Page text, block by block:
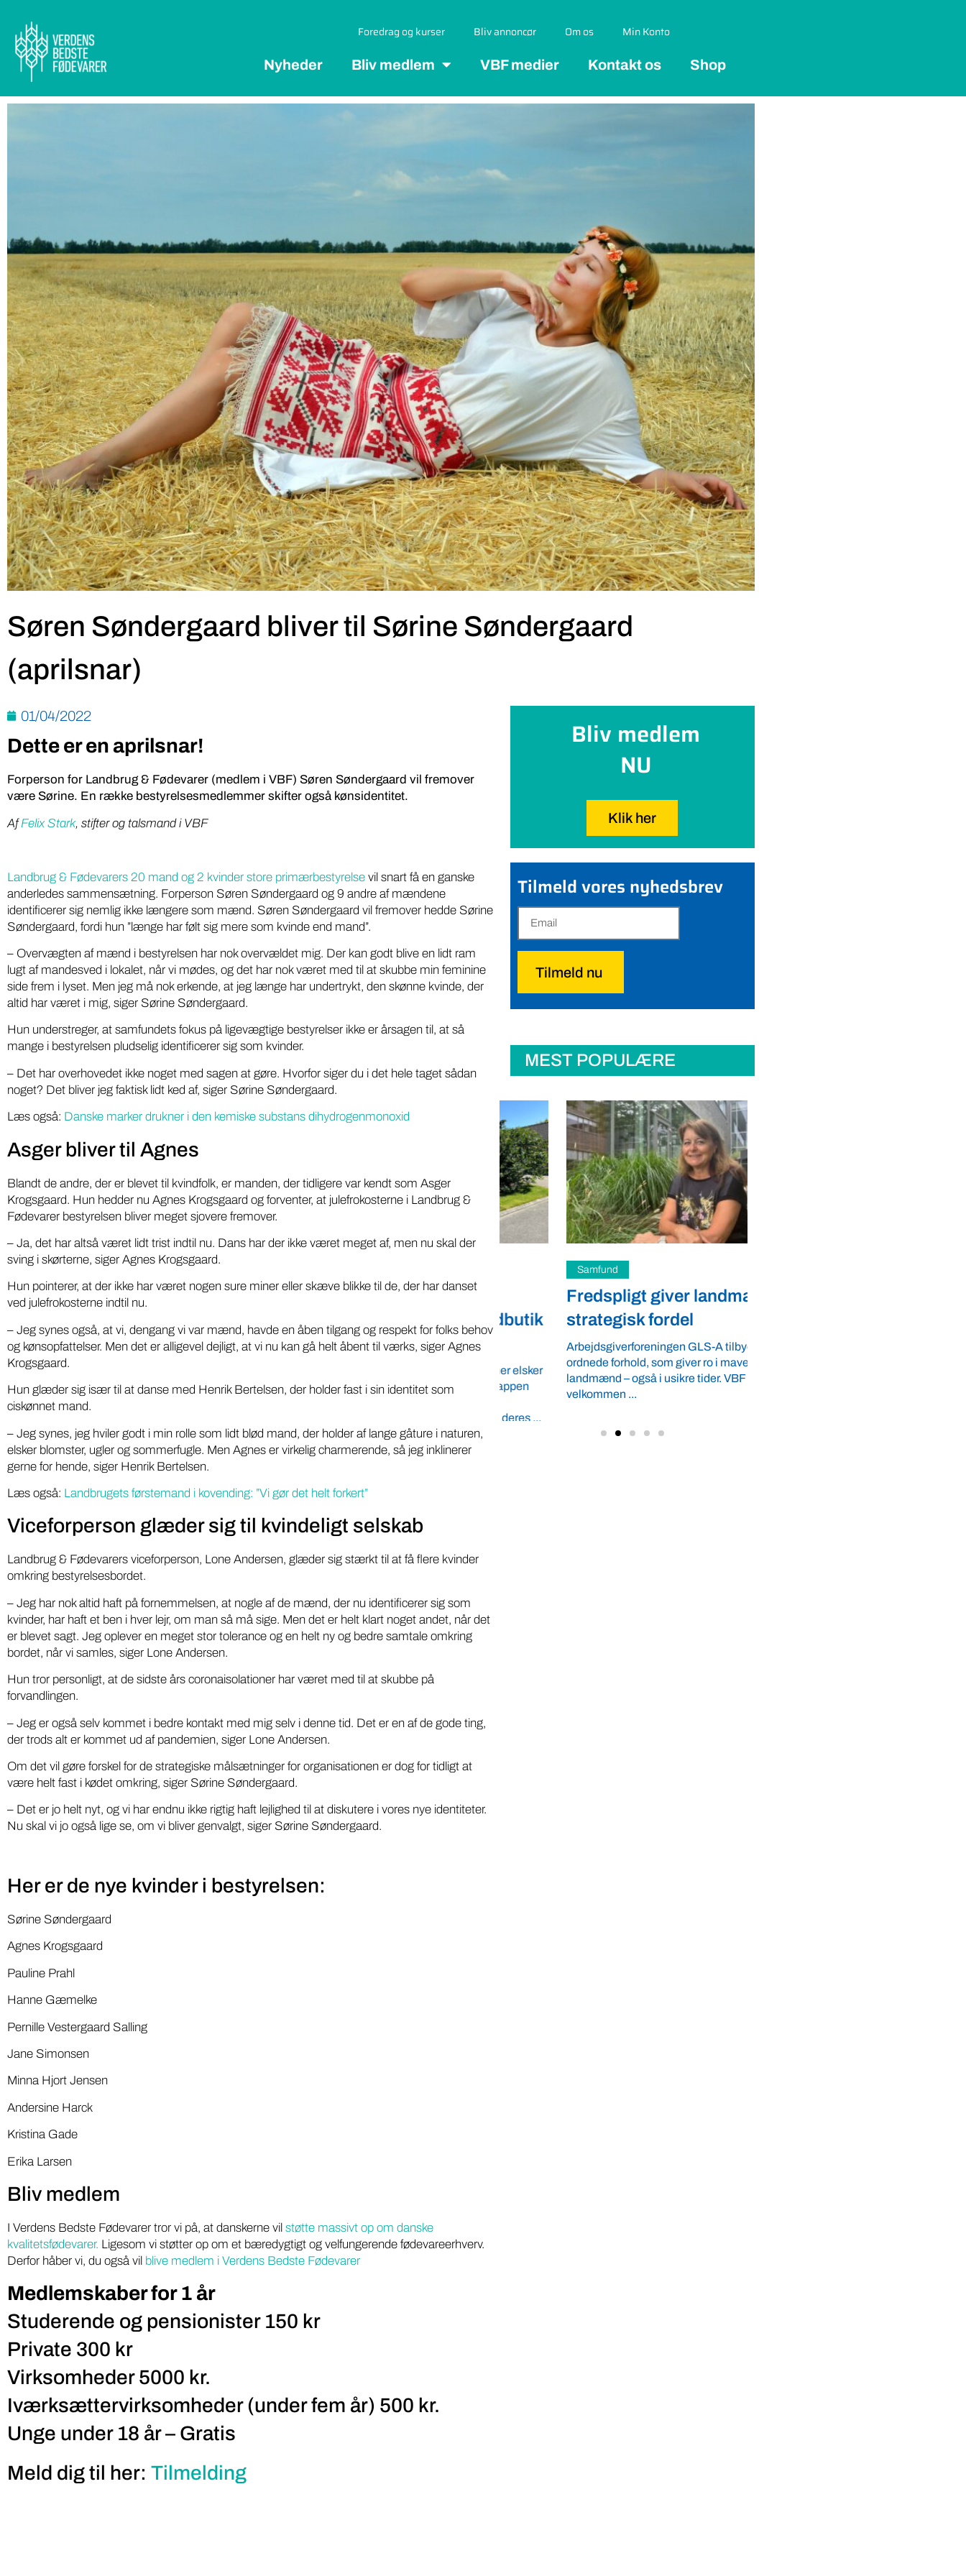
Foredrag og kurser Bliv annoncør Om os Min Konto
Nyheder Bliv medlem VBF medier Kontakt os Shop
Søren Søndergaard bliver til Sørine Søndergaard
(aprilsnar)
01/04/2022
Dette er en aprilsnar!
Forperson for Landbrug & Fødevarer (medlem i VBF) Søren Søndergaard vil fremover
være Sørine. En række bestyrelsesmedlemmer skifter også kønsidentitet.
AfFelix Stark, stifter og talsmand i VBF
Landbrug & Fødevarers 20 mand og 2 kvinder store primærbestyrelse vil snart få en ganske
anderledes sammensætning. Forperson Søren Søndergaard og 9 andre af mændene
identificerer sig nemlig ikke længere som mænd. Søren Søndergaard vil fremover hedde Sørine
Søndergaard, fordi hun ”længe har følt sig mere som kvinde end mand”.
– Overvægten af mænd i bestyrelsen har nok overvældet mig. Der kan godt blive en lidt ram
lugt af mandesved i lokalet, når vi mødes, og det har nok været med til at skubbe min feminine
side frem i lyset. Men jeg må nok erkende, at jeg længe har undertrykt, den skønne kvinde, der
altid har været i mig, siger Sørine Søndergaard.
Hun understreger, at samfundets fokus på ligevægtige bestyrelser ikke er årsagen til, at så
mange i bestyrelsen pludselig identificerer sig som kvinder.
– Det har overhovedet ikke noget med sagen at gøre. Hvorfor siger du i det hele taget sådan
noget? Det bliver jeg faktisk lidt ked af, siger Sørine Søndergaard.
Læs også: Danske marker drukner i den kemiske substans dihydrogenmonoxid
Asger bliver til Agnes
Blandt de andre, der er blevet til kvindfolk, er manden, der tidligere var kendt som Asger
Krogsgaard. Hun hedder nu Agnes Krogsgaard og forventer, at julefrokosterne i Landbrug &
Fødevarer bestyrelsen bliver meget sjovere fremover.
– Ja, det har altså været lidt trist indtil nu. Dans har der ikke været meget af, men nu skal der
sving i skørterne, siger Agnes Krogsgaard.
Hun pointerer, at der ikke har været nogen sure miner eller skæve blikke til de, der har danset
ved julefrokosterne indtil nu.
– Jeg synes også, at vi, dengang vi var mænd, havde en åben tilgang og respekt for folks behov
og kønsopfattelser. Men det er alligevel dejligt, at vi nu kan gå helt åbent til værks, siger Agnes
Krogsgaard.
Hun glæder sig især til at danse med Henrik Bertelsen, der holder fast i sin identitet som
ciskønnet mand.
– Jeg synes, jeg hviler godt i min rolle som lidt blød mand, der holder af lange gåture i naturen,
elsker blomster, ugler og sommerfugle. Men Agnes er virkelig charmerende, så jeg inklinerer
gerne for hende, siger Henrik Bertelsen.
Læs også: Landbrugets førstemand i kovending: ”Vi gør det helt forkert”
Viceforperson glæder sig til kvindeligt selskab
Landbrug & Fødevarers viceforperson, Lone Andersen, glæder sig stærkt til at få flere kvinder
omkring bestyrelsesbordet.
– Jeg har nok altid haft på fornemmelsen, at nogle af de mænd, der nu identificerer sig som
kvinder, har haft et ben i hver lejr, om man så må sige. Men det er helt klart noget andet, når det
er blevet sagt. Jeg oplever en meget stor tolerance og en helt ny og bedre samtale omkring
bordet, når vi samles, siger Lone Andersen.
Hun tror personligt, at de sidste års coronaisolationer har været med til at skubbe på
forvandlingen.
– Jeg er også selv kommet i bedre kontakt med mig selv i denne tid. Det er en af de gode ting,
der trods alt er kommet ud af pandemien, siger Lone Andersen.
Om det vil gøre forskel for de strategiske målsætninger for organisationen er dog for tidligt at
være helt fast i kødet omkring, siger Sørine Søndergaard.
– Det er jo helt nyt, og vi har endnu ikke rigtig haft lejlighed til at diskutere i vores nye identiteter.
Nu skal vi jo også lige se, om vi bliver genvalgt, siger Sørine Søndergaard.
Her er de nye kvinder i bestyrelsen:
Sørine Søndergaard
Agnes Krogsgaard
Pauline Prahl
Hanne Gæmelke
Pernille Vestergaard Salling
Jane Simonsen
Minna Hjort Jensen
Andersine Harck
Kristina Gade
Erika Larsen
Bliv medlem
I Verdens Bedste Fødevarer tror vi på, at danskerne vil støtte massivt op om danske
kvalitetsfødevarer. Ligesom vi støtter op om et bæredygtigt og velfungerende fødevareerhverv.
Derfor håber vi, du også vil blive medlem i Verdens Bedste Fødevarer
Medlemskaber for 1 år
Studerende og pensionister 150 kr
Private 300 kr
Virksomheder 5000 kr.
Iværksættervirksomheder (under fem år) 500 kr.
Unge under 18 år – Gratis
Meld dig til her: Tilmelding
Bliv medlem
NU
Klik her
Tilmeld vores nyhedsbrev
Tilmeld nu
MEST POPULÆRE
DR podcasts om pesticider
med pesticidholdninger
To DR-podcasts om kemikalier med Huxi
Bach som vært og Nina Cedergreen som
gæst, bør være pligtlytning for alle med ...
Gratis: Opret din
på ny app
lokale grøntsager. Han har lanceret appen
Fredspligt giver landmænd
strategisk fordel
Arbejdsgiverforeningen GLS-A tilbyder
ordnede forhold, som giver ro i maven til
landmænd – også i usikre tider. VBF byder
velkommen ...